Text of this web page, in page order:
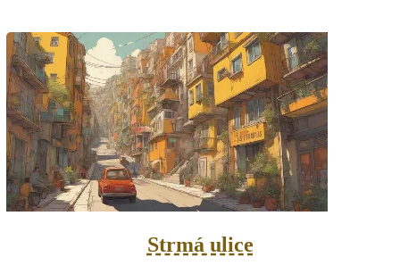
Strmá ulice